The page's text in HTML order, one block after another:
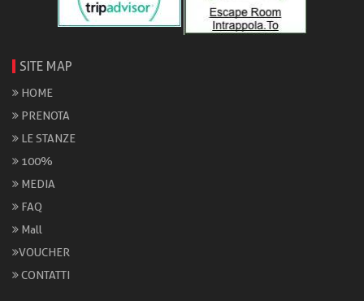
SITE MAP
HOME
PRENOTA
LE STANZE
100%
MEDIA
FAQ
Mall
VOUCHER
CONTATTI